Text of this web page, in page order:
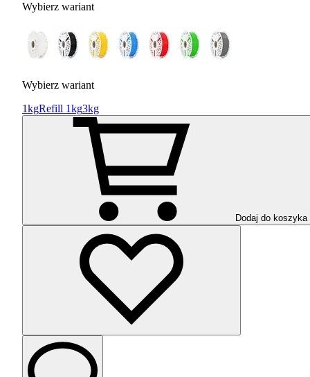
Wybierz wariant
Wybierz wariant
1kgRefill 1kg3kg
Dodaj do koszyka